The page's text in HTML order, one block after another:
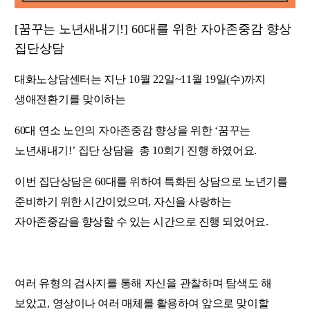
[꿈꾸는 노년새내기 !]60대를 위한 자아존중감 향상
집단상담
대화노상담센터는 지난 10월 22일~11월 19일(수)까지
생애전환기를 맞이하는
60대 연소 노인의 자아존중감 향상을 위한 ‘꿈꾸는
노년새내기 !’ 집단 상담을 총 10회기 진행 하였어요.
이번 집단상담은 60대를 위하여 특화된 상담으로 노년기를
준비하기 위한 시간이었으며, 자신을 사랑하는
자아존중감을 향상할 수 있는 시간으로 진행 되었어요.
여러 유형의 검사지를 통해 자신을 관찰하며 탐색도 해
보았고, 영상이나 여러 매체를 활용하여 앞으로 맞이할